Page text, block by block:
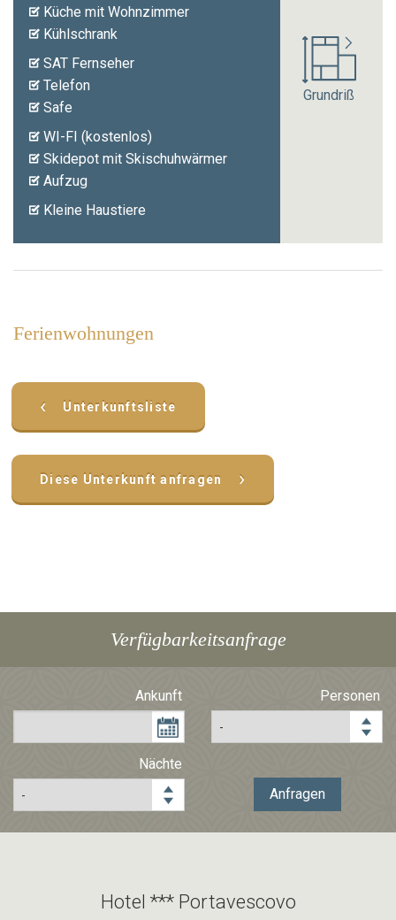
Küche mit Wohnzimmer
Kühlschrank
SAT Fernseher
Telefon
Safe
WI-FI (kostenlos)
Skidepot mit Skischuhwärmer
Aufzug
Kleine Haustiere
Grundriß
Ferienwohnungen
‹ Unterkunftsliste
Diese Unterkunft anfragen ›
Verfügbarkeitsanfrage
Ankunft Personen
Nächte
Anfragen
Hotel *** Portavescovo